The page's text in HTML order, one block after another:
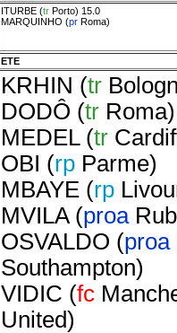
ITURBE(tr Porto) 15.0
MARQUINHO (pr Roma)
ETE
KRHIN (tr
DODÔ (tr Roma
MEDEL(tr
OBI (rp Parme)
MBAYE(rp
MVILA(proa
OSVALDO (proa
Southampton)
VIDIC (fc
United)